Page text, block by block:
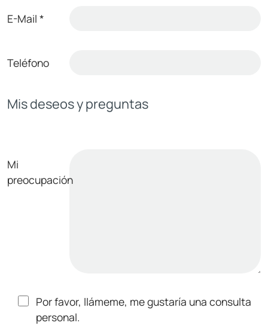
E-Mail *
Teléfono
Mis deseos y preguntas
Mi
preocupación
Por favor, llámeme, me gustaría una consulta
personal.